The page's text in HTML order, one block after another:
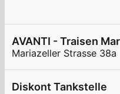
Mariazeller Strasse 38a
Diskont Tankstelle